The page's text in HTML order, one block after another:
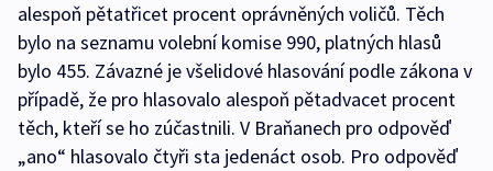
alespoň pětatřicet procent oprávněných voličů. Těch
bylo na seznamu volební komise 990, platných hlasů
bylo 455. Závazné je všelidové hlasování podle zákona v
případě, že pro hlasovalo alespoň pětadvacet procent
těch, kteří se ho zúčastnili. V Braňanech pro odpověď
„ano“ hlasovalo čtyři sta jedenáct osob. Pro odpověď